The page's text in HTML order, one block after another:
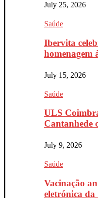
July 25, 2026
Saúde
Ibervita
homenagem
July 15, 2026
Saúde
ULS
Cantanhede
July 9, 2026
Saúde
Vacinação
eletrónica da